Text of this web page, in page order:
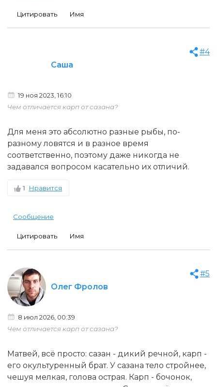
Цитировать Имя
Саша
#4
19 ноя 2023, 16:10
Чем отличается карп от сазана?
Для меня это абсолютно разные рыбы, по-
разному ловятся и в разное время
соответственно, поэтому даже никогда не
задавался вопросом касательно их отличий.
1 Нравится
Сообщение
Цитировать Имя
Олег Фролов
#5
8 июл 2026, 00:39
Чем отличается карп от сазана?
Матвей, всё просто: сазан - дикий речной, карп -
его окультуренный брат. У сазана тело стройнее,
чешуя мелкая, голова острая. Карп - бочонок,